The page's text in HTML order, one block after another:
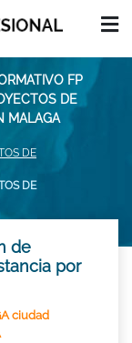
FP
DE
MALAGA
DE
DE
de
por
ciudad